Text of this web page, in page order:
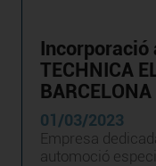
Incorporació
TECHNICA
BARCELONA
01/03/2023
Empresa
automoció